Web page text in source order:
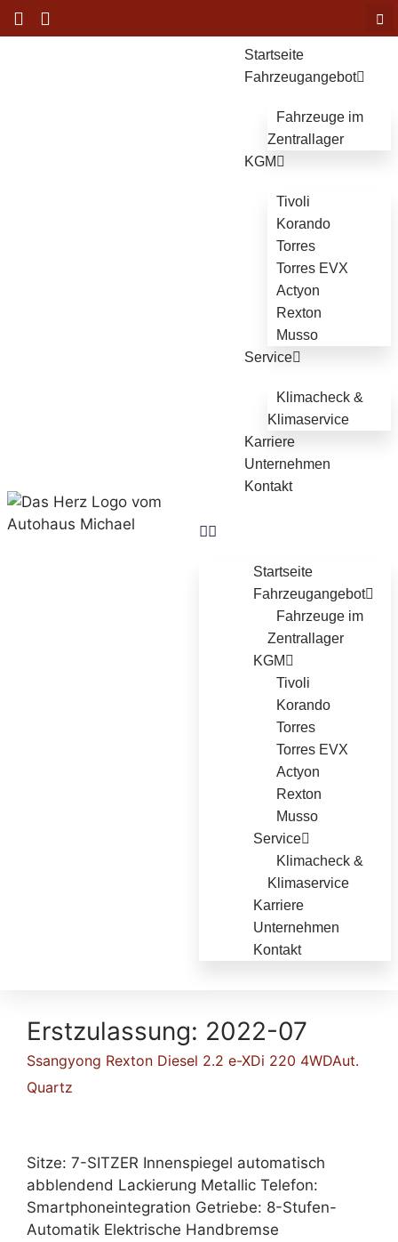
Startseite
Fahrzeugangebot
Fahrzeuge im
Zentrallager
KGM
Tivoli
Korando
Torres
Torres EVX
Actyon
Rexton
Musso
Service
Klimacheck &
Klimaservice
Karriere
Unternehmen
Kontakt
Startseite
Fahrzeugangebot
Fahrzeuge im
Zentrallager
KGM
Tivoli
Korando
Torres
Torres EVX
Actyon
Rexton
Musso
Service
Klimacheck &
Klimaservice
Karriere
Unternehmen
Kontakt
Erstzulassung: 2022-07
Ssangyong Rexton Diesel 2.2 e-XDi 220 4WDAut.
Quartz
Sitze: 7-SITZER Innenspiegel automatisch
abblendend Lackierung Metallic Telefon:
Smartphoneintegration Getriebe: 8-Stufen-
Automatik Elektrische Handbremse